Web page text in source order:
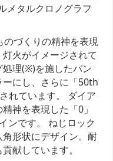
メタルクロノグラフ
のづくりの精神を表現
火がイメージされて
理(※)を施したバン
ーにし、さらに「50th
れています。 ダイア
神を表現した「0」
ンです。 ねじロック
形状にデザイン。耐
献しています。